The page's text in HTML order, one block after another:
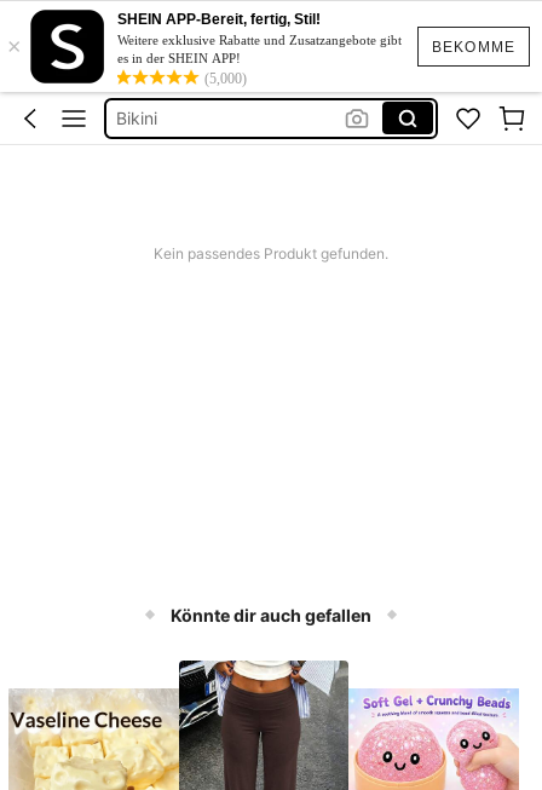
BEKOMME
×
SHEIN APP-Bereit, fertig, Stil!
Weitere exklusive Rabatte und Zusatzangebote gibt
es in der SHEIN APP!
(5,000)
Kurze Hose Männer
Bathroom Towel Racks
Kurze Kleider Sommer
Bikini
Kein passendes Produkt gefunden.
Könnte dir auch gefallen